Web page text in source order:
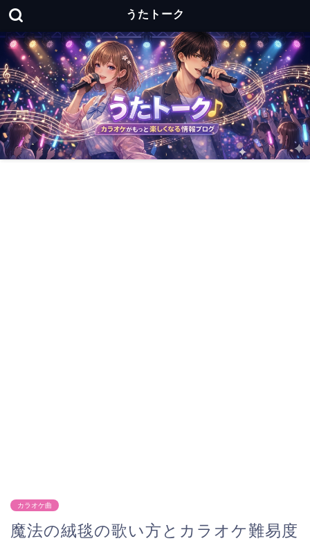
うたトーク
カラオケ曲
魔法の絨毯の歌い方とカラオケ難易度